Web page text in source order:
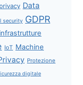
Data
security GDPR
infrastrutture
IoT Machine
Protezione
digitale